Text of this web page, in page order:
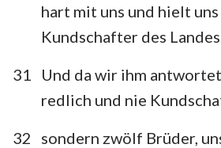
hart mit uns und hielt
Kundschafter des Landes.
31
Und da wir ihm
redlich und nie
32
sondern zwölf Brüder,